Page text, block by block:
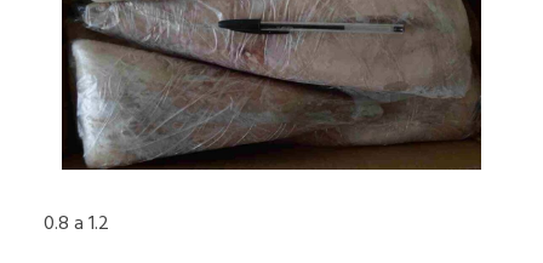
0.8 a 1.2